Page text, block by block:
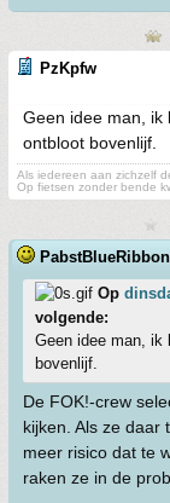
PzKpfw
Geen idee man, ik
ontbloot bovenlijf.
Als iedereen aan zichzelf
Op fietsen zonder bende
PabstBlueRibbon
Op
volgende:
Geen idee man, ik
bovenlijf.
De FOK!-crew
kijken. Als ze daar
meer risico dat te
raken ze in de